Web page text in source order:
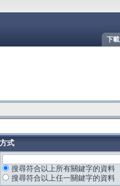
下載
式
搜尋符合以上所有關鍵字的資料
搜尋符合以上任一關鍵字的資料